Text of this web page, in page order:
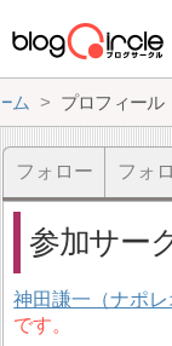
ム プロフィール
フォロー フォ
参加サー
神田謙一（ナポレ
です。